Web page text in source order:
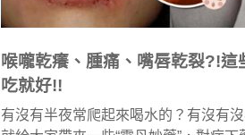
喉嚨乾癢、腫痛、嘴唇乾裂?!這
吃就好!!
有沒有半夜常爬起來喝水的？有沒有